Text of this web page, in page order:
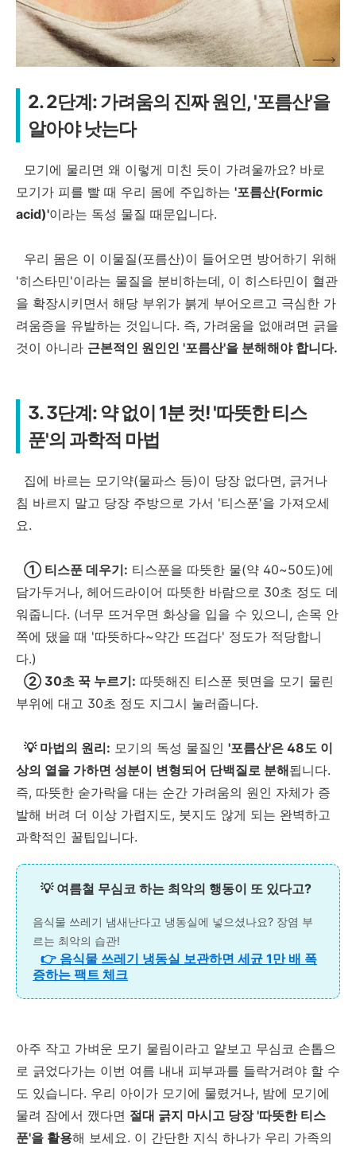
2. 2단계: 가려움의 진짜 원인, '포름산'을
알아야 낫는다
모기에 물리면 왜 이렇게 미친 듯이 가려울까요? 바로
모기가 피를 빨 때 우리 몸에 주입하는 '포름산(Formic
acid)'이라는 독성 물질 때문입니다.
우리 몸은 이 이물질(포름산)이 들어오면 방어하기 위해
'히스타민'이라는 물질을 분비하는데, 이 히스타민이 혈관
을 확장시키면서 해당 부위가 붉게 부어오르고 극심한 가
려움증을 유발하는 것입니다. 즉, 가려움을 없애려면 긁을
것이 아니라 근본적인 원인인 '포름산'을 분해해야 합니다.
3. 3단계: 약 없이 1분 컷! '따뜻한 티스
푼'의 과학적 마법
집에 바르는 모기약(물파스 등)이 당장 없다면, 긁거나
침 바르지 말고 당장 주방으로 가서 '티스푼'을 가져오세
요.
① 티스푼 데우기: 티스푼을 따뜻한 물(약 40~50도)에
담가두거나, 헤어드라이어 따뜻한 바람으로 30초 정도 데
워줍니다. (너무 뜨거우면 화상을 입을 수 있으니, 손목 안
쪽에 댔을 때 '따뜻하다~약간 뜨겁다' 정도가 적당합니
다.)
② 30초 꾹 누르기: 따뜻해진 티스푼 뒷면을 모기 물린
부위에 대고 30초 정도 지그시 눌러줍니다.
💡 마법의 원리: 모기의 독성 물질인 '포름산'은 48도 이
상의 열을 가하면 성분이 변형되어 단백질로 분해됩니다.
즉, 따뜻한 숟가락을 대는 순간 가려움의 원인 자체가 증
발해 버려 더 이상 가렵지도, 붓지도 않게 되는 완벽하고
과학적인 꿀팁입니다.
💡 여름철 무심코 하는 최악의 행동이 또 있다고?
음식물 쓰레기 냄새난다고 냉동실에 넣으셨나요? 장염 부
르는 최악의 습관!
👉 음식물 쓰레기 냉동실 보관하면 세균 1만 배 폭
증하는 팩트 체크
아주 작고 가벼운 모기 물림이라고 얕보고 무심코 손톱으
로 긁었다가는 이번 여름 내내 피부과를 들락거려야 할 수
도 있습니다. 우리 아이가 모기에 물렸거나, 밤에 모기에
물려 잠에서 깼다면 절대 긁지 마시고 당장 '따뜻한 티스
푼'을 활용해 보세요. 이 간단한 지식 하나가 우리 가족의